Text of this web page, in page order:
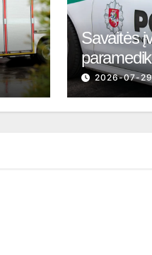
Savaitės
2026-07-29